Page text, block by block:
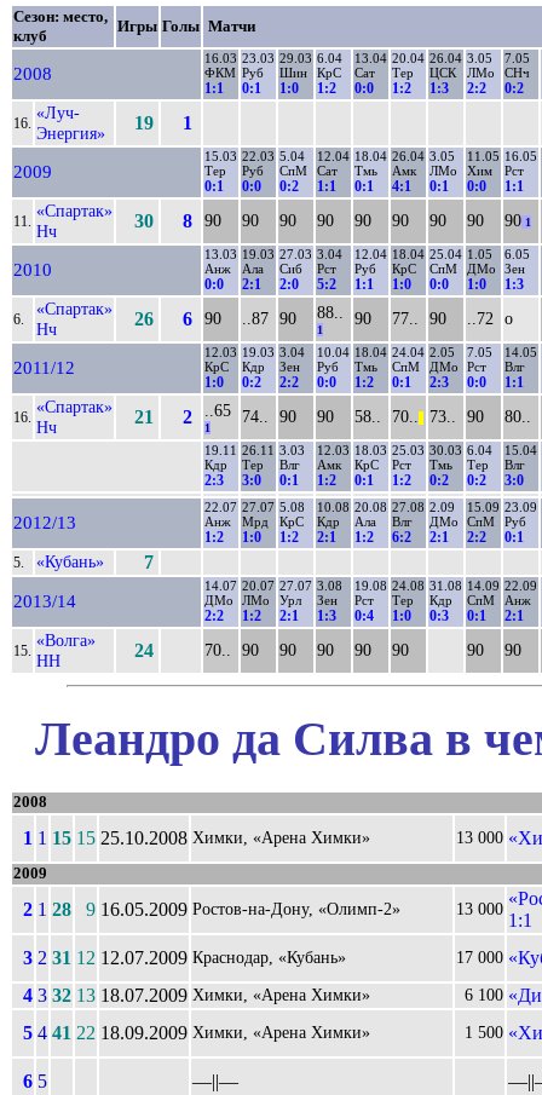
Сезон: место,
клуб
Игры Голы Матчи
2008
16.03
ФКМ
1:1
23.03
Руб
0:1
29.03
Шин
1:0
6.04
КрС
1:2
13.04
Сат
0:0
20.04
Тер
1:2
26.04
ЦСК
1:3
3.05
ЛМо
2:2
7.05
СНч
0:2
16.
«Луч-
Энергия»
19 1
2009
15.03
Тер
0:1
22.03
Руб
0:0
5.04
СпМ
0:2
12.04
Сат
1:1
18.04
Тмь
0:1
26.04
Амк
4:1
3.05
ЛМо
0:1
11.05
Хим
0:0
16.05
Рст
1:1
11.
«Спартак»
Нч
30 8 90 90 90 90 90 90 90 90 90 1
2010
13.03
Анж
0:0
19.03
Ала
2:1
27.03
Сиб
2:0
3.04
Рст
5:2
12.04
Руб
1:1
18.04
КрС
1:0
25.04
СпМ
0:0
1.05
ДМо
1:0
6.05
Зен
1:3
6.
«Спартак»
Нч
26 6 90 ..87 90 88..
1
90 77.. 90 ..72 о
2011/12
12.03
КрС
1:0
19.03
Кдр
0:2
3.04
Зен
2:2
10.04
Руб
0:0
18.04
Тмь
1:2
24.04
СпМ
0:1
2.05
ДМо
2:3
7.05
Рст
0:0
14.05
Влг
1:1
16.
«Спартак»
Нч
21 2 ..65
1
74.. 90 90 58.. 70.. 73.. 90 80..
19.11
Кдр
2:3
26.11
Тер
3:0
3.03
Влг
0:1
12.03
Амк
1:2
18.03
КрС
0:1
25.03
Рст
1:2
30.03
Тмь
0:2
6.04
Тер
0:2
15.04
Влг
3:0
2012/13
22.07
Анж
1:2
27.07
Мрд
1:0
5.08
КрС
1:2
10.08
Кдр
2:1
20.08
Ала
1:2
27.08
Влг
6:2
2.09
ДМо
2:1
15.09
СпМ
2:2
23.09
Руб
0:1
5. «Кубань» 7
2013/14
14.07
ДМо
2:2
20.07
ЛМо
1:2
27.07
Урл
2:1
3.08
Зен
1:3
19.08
Рст
0:4
24.08
Тер
1:0
31.08
Кдр
0:3
14.09
СпМ
0:1
22.09
Анж
2:1
15.
«Волга»
НН
24 70.. 90 90 90 90 90 90 90
Леандро да Силва в
2008
1 1 15 15 25.10.2008 Химки, «Арена Химки» 13 000
2009
2 1 28 9 16.05.2009 Ростов-на-Дону, «Олимп-2» 13 000
1:1
3 2 31 12 12.07.2009 Краснодар, «Кубань» 17 000
4 3 32 13 18.07.2009 Химки, «Арена Химки» 6 100
5 4 41 22 18.09.2009 Химки, «Арена Химки» 1 500
6 5 ––||––